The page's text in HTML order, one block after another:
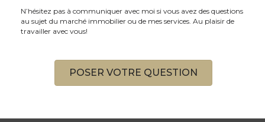
N’hésitez pas à communiquer avec moi si vous avez des questions
au sujet du marché immobilier ou de mes services. Au plaisir de
travailler avec vous!
POSER VOTRE QUESTION